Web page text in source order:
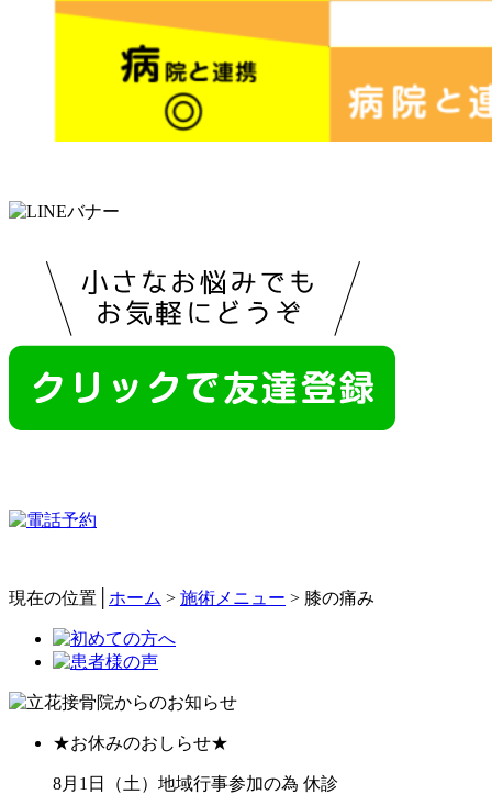
現在の位置│ ホーム > 施術メニュー > 膝の痛み
★お休みのおしらせ★
8月1日（土）地域行事参加の為 休診